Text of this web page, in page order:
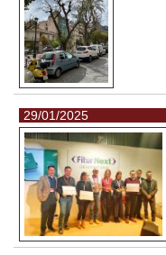
29/01/2025